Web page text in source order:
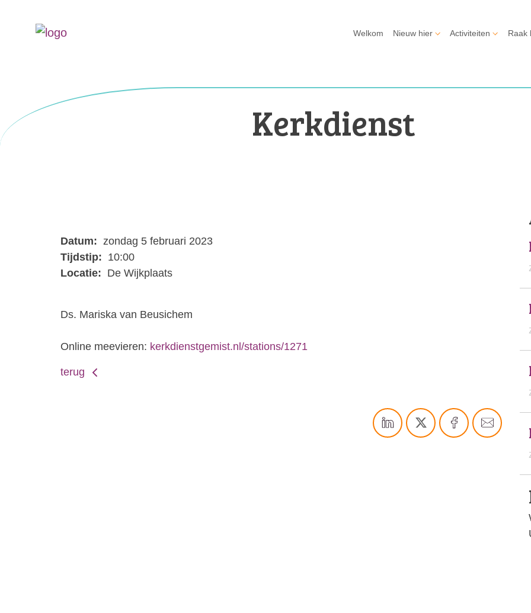
Welkom Nieuw hier Activiteiten Raak
Kerkdienst
Datum: zondag 5 februari 2023
Tijdstip: 10:00
Locatie: De Wijkplaats
Ds. Mariska van Beusichem
Online meevieren: kerkdienstgemist.nl/stations/1271
terug